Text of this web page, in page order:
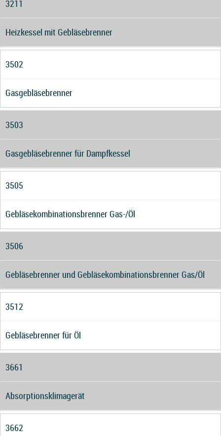
3211
Heizkessel mit Gebläsebrenner
3502
Gasgebläsebrenner
3503
Gasgebläsebrenner für Dampfkessel
3505
Gebläsekombinationsbrenner Gas-/Öl
3506
Gebläsebrenner und Gebläsekombinationsbrenner Gas/Öl
3512
Gebläsebrenner für Öl
3661
Absorptionsklimagerät
3662